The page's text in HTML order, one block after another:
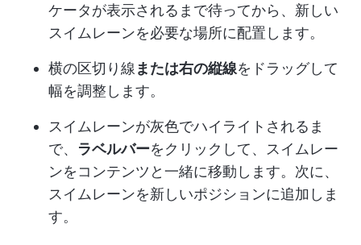
ケータが表示されるまで待ってから、新しい
スイムレーンを必要な場所に配置します。
横の区切り線または右の縦線をドラッグして
幅を調整します。
スイムレーンが灰色でハイライトされるま
で、 ラベルバーをクリックして、スイムレー
ンをコンテンツと一緒に移動します。次に、
スイムレーンを新しいポジションに追加しま
す。